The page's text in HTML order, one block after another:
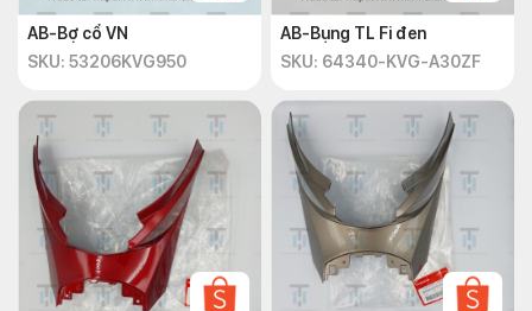
AB-Bợ cổ VN
SKU: 53206KVG950
AB-Bụng TL Fi đen
SKU: 64340-KVG-A30ZF